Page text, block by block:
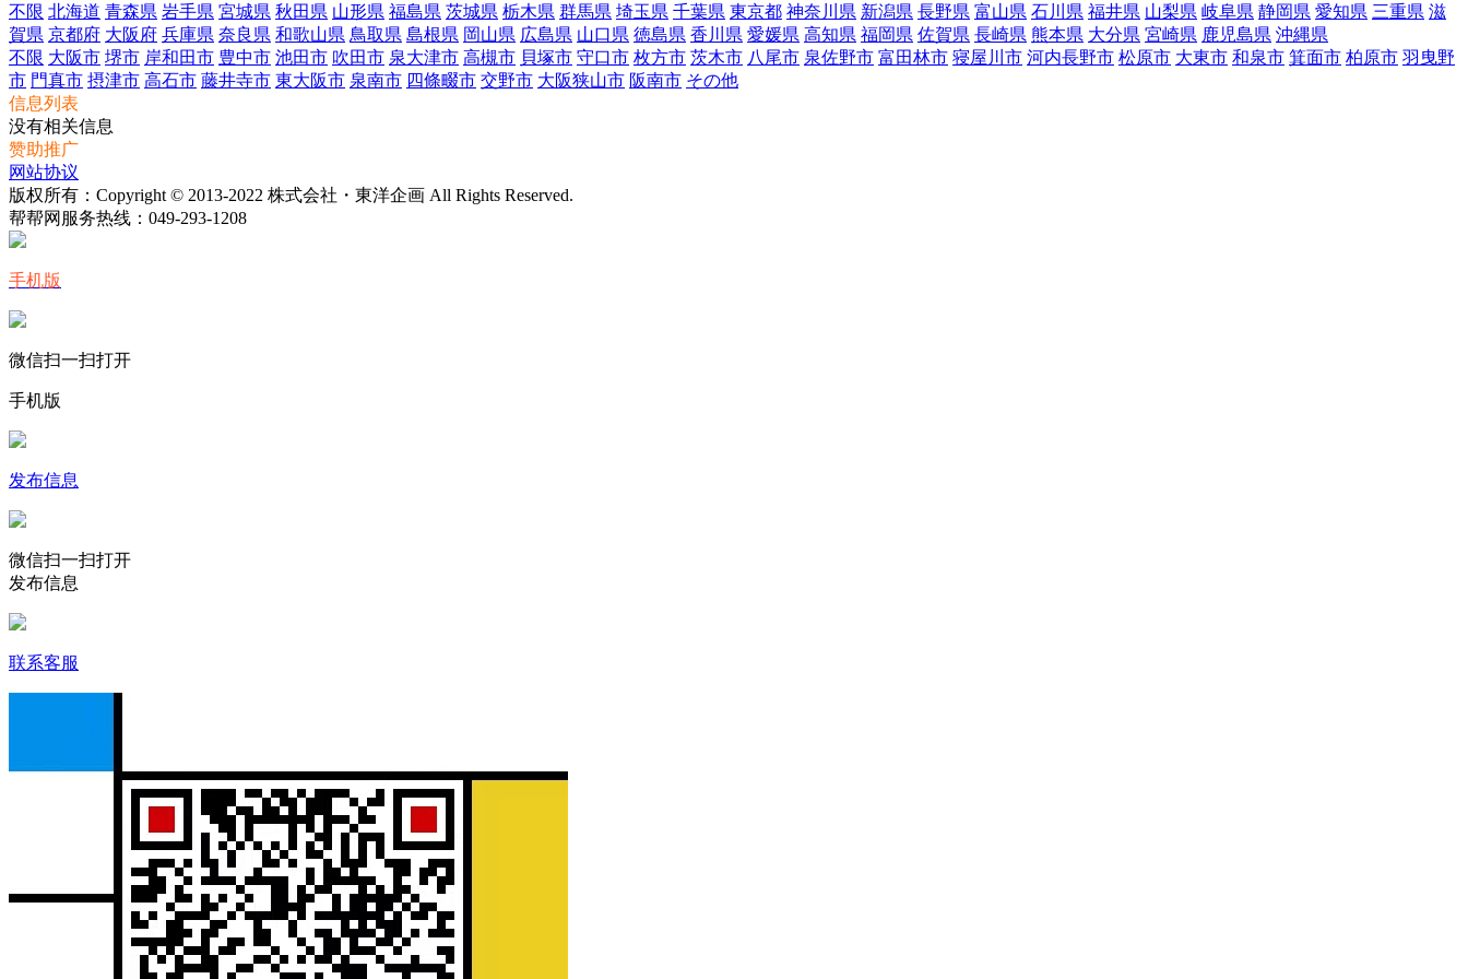
不限 北海道 青森県 岩手県 宮城県 秋田県 山形県 福島県 茨城県 栃木県 群馬県 埼玉県 千葉県 東京都 神奈川県 新潟県 長野県 富山県 石川県 福井県 山梨県 岐阜県 静岡県 愛知県 三重県 滋
賀県 京都府 大阪府 兵庫県 奈良県 和歌山県 鳥取県 島根県 岡山県 広島県 山口県 徳島県 香川県 愛媛県 高知県 福岡県 佐賀県 長崎県 熊本県 大分県 宮崎県 鹿児島県 沖縄県
不限 大阪市 堺市 岸和田市 豊中市 池田市 吹田市 泉大津市 高槻市 貝塚市 守口市 枚方市 茨木市 八尾市 泉佐野市 富田林市 寝屋川市 河内長野市 松原市 大東市 和泉市 箕面市 柏原市 羽曳野
市 門真市 摂津市 高石市 藤井寺市 東大阪市 泉南市 四條畷市 交野市 大阪狭山市 阪南市 その他
信息列表
没有相关信息
赞助推广
网站协议
版权所有：Copyright © 2013-2022 株式会社・東洋企画 All Rights Reserved.
帮帮网服务热线： 049-293-1208
手机版
微信扫一扫打开
手机版
发布信息
微信扫一扫打开
发布信息
联系客服